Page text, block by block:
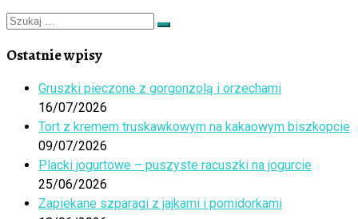
Szukaj
Szukaj
Ostatnie wpisy
Gruszki pieczone z gorgonzolą i orzechami
16/07/2026
Tort z kremem truskawkowym na kakaowym biszkopcie
09/07/2026
Placki jogurtowe – puszyste racuszki na jogurcie
25/06/2026
Zapiekane szparagi z jajkami i pomidorkami